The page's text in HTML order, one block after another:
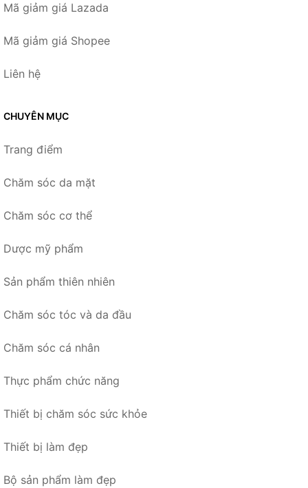
Mã giảm giá Lazada
Mã giảm giá Shopee
Liên hệ
CHUYÊN MỤC
Trang điểm
Chăm sóc da mặt
Chăm sóc cơ thể
Dược mỹ phẩm
Sản phẩm thiên nhiên
Chăm sóc tóc và da đầu
Chăm sóc cá nhân
Thực phẩm chức năng
Thiết bị chăm sóc sức khỏe
Thiết bị làm đẹp
Bộ sản phẩm làm đẹp